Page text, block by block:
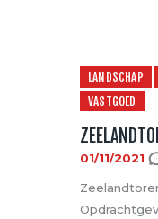
LANDSCHAP
VASTGOED
01/11/2021